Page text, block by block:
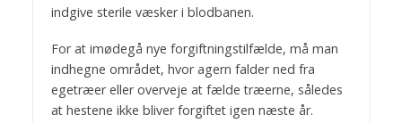
indgive sterile væsker i blodbanen.
For at imødegå nye forgiftningstilfælde, må man
indhegne området, hvor agern falder ned fra
egetræer eller overveje at fælde træerne, således
at hestene ikke bliver forgiftet igen næste år.